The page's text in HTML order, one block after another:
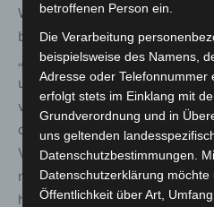
Wasserschutzgebieten und
brauchte auch Unterstützung
„Genehmigungsverfahren
und lokale
vereinfacht und beschleunigt
der Trinkwasserressourcen in
Versorgung der Bevölkerung
menschlichen Gebrauch bzw.
haben. Die Wasserversorger
betroffenen Person ein.
Die Verarbeitung
beispielsweise des Namens,
Adresse oder Telefonnummer
erfolgt stets im Einklang mit
Grundverordnung und in
uns geltenden
Datenschutzbestimmungen.
Datenschutzerklärung
Öffentlichkeit über Art,